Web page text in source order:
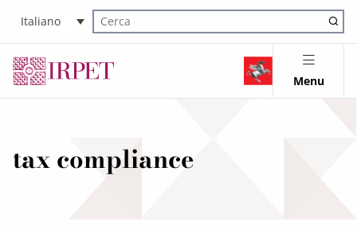
Italiano
Cerca nel sito
Menu
tax compliance